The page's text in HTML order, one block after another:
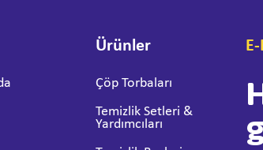
Ürünler
Çöp Torbaları
Temizlik Setleri &
Yardımcıları